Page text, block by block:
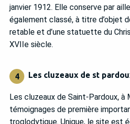
janvier 1912. Elle conserve par
également classé, à titre d’objet
retable et d’une statuette du
XVIIe siècle.
4 Les cluzeaux de st
Les cluzeaux de Saint-Pardoux, à
témoignages de première
troglodytique. Unique, le site est